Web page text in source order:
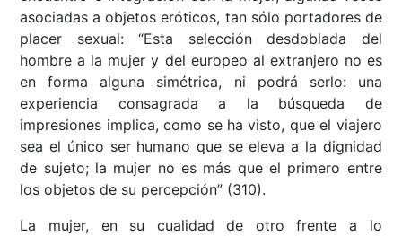
asociadas a objetos eróticos, tan sólo portadores de
placer sexual: “Esta selección desdoblada del
hombre a la mujer y del europeo al extranjero no es
en forma alguna simétrica, ni podrá serlo: una
experiencia consagrada a la búsqueda de
impresiones implica, como se ha visto, que el viajero
sea el único ser humano que se eleva a la dignidad
de sujeto; la mujer no es más que el primero entre
los objetos de su percepción” (310).
La mujer, en su cualidad de otro frente a lo